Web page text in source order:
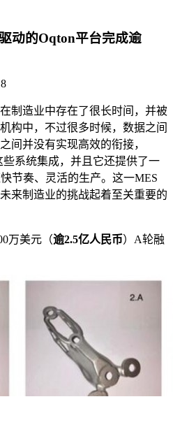
动的Oqton平台完成逾
制造业中存在了很长时间，并被
构中，不过很多时候，数据之间
间并没有实现高效的衔接，
些系统集成，并且它还提供了一
节奏、灵活的生产。这一MES
来制造业的挑战起着至关重要的
万美元（逾2.5亿人民币）A轮融